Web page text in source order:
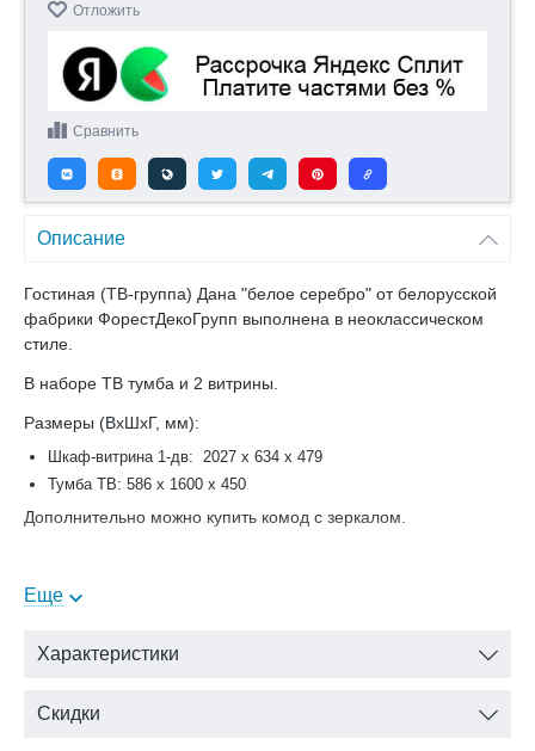
Отложить
Сравнить
Описание
Гостиная (ТВ-группа) Дана "белое серебро" от белорусской
фабрики ФорестДекоГрупп выполнена в неоклассическом
стиле.
В наборе ТВ тумба и 2 витрины.
Размеры (ВхШхГ, мм):
Шкаф-витрина 1-дв: 2027 x 634 x 479
Тумба ТВ: 586 x 1600 x 450
Дополнительно можно купить комод с зеркалом.
Еще
Характеристики
Скидки